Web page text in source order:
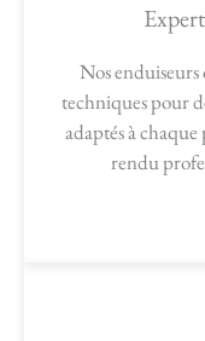
Nos
techniques pour
adaptés à
rendu